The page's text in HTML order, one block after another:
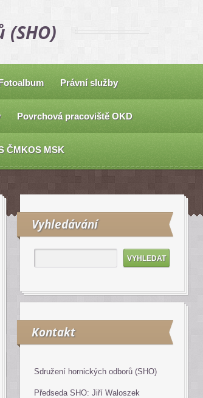
Právní služby
Povrchová pracoviště OKD
ČMKOS MSK
Vyhledávání
Kontakt
Sdružení hornických odborů (SHO)
Předseda SHO: Jiří Waloszek